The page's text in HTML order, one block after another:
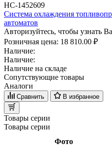
НС-1452609
Система охлаждения
автоматов
Авторизуйтесь, чтобы узнать
Розничная цена: 18 810.00 ₽
Наличие:
Наличие:
Наличие на складе
Сопутствующие товары
Аналоги
Сравнить В избранное
Товары серии
Товары серии
Фото